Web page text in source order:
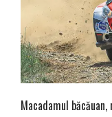
Macadamul